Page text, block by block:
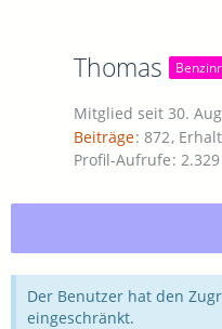
Thomas
Mitglied seit 30.
Beiträge 872
Profil-Aufrufe 2.329
Der Benutzer hat den
eingeschränkt.